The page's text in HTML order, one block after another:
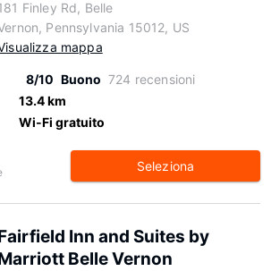
Finley Rd, Belle
Pennsylvania 15012, US
mappa
8/10 Buono 724 recensioni
13.4 km
Wi-Fi gratuito
Seleziona
Inn and Suites by
Belle Vernon